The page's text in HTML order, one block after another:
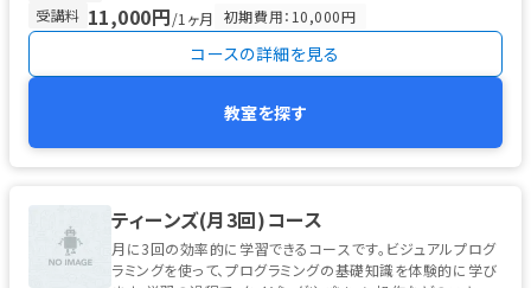
受講料 11,000円/1ヶ月 初期費用：10,000円
コースの詳細を見る
教室を探す
ティーンズ(月3回)コース
月に3回の効率的に学習できるコースです。ビジュアルプログ
ラミングを使って、プログラミングの基礎知識を体験的に学び